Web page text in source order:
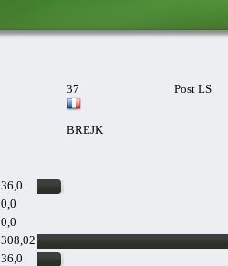
37
Post LS
BREJK
36,0
0,0
0,0
308,02
36,0